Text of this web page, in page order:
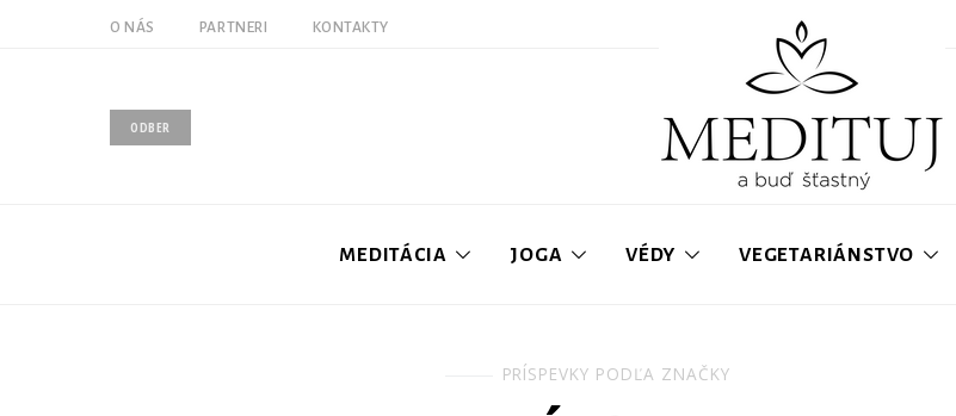
O NÁS PARTNERI KONTAKTY
ODBER
MEDITÁCIA JOGA VÉDY VEGETARIÁNSTVO
PRÍSPEVKY PODĽA ZNAČKY